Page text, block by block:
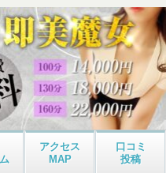
アクセス
MAP
口コミ
投稿